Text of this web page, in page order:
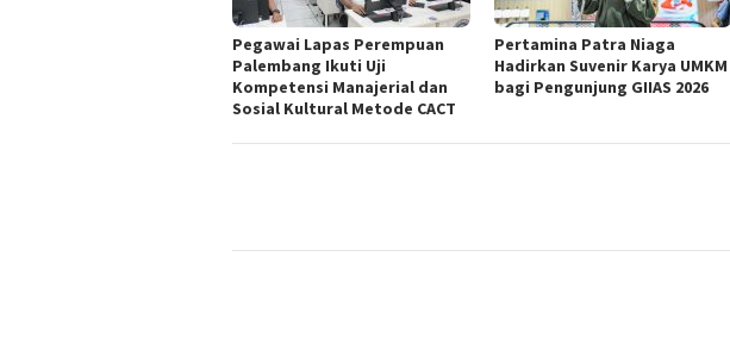
Pegawai Lapas Perempuan
Palembang Ikuti Uji
Kompetensi Manajerial dan
Sosial Kultural Metode CACT
Pertamina Patra Niaga
Hadirkan Suvenir Karya UMKM
bagi Pengunjung GIIAS 2026